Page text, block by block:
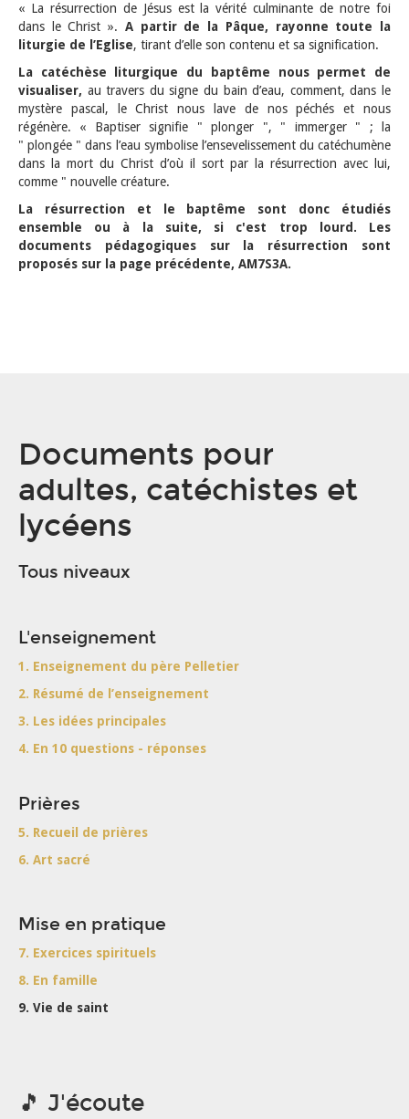
« La résurrection de Jésus est la vérité culminante de notre foi
dans le Christ ». A partir de la Pâque, rayonne toute la
liturgie de l’Eglise, tirant d’elle son contenu et sa signification.
La catéchèse liturgique du baptême nous permet de
visualiser, au travers du signe du bain d’eau, comment, dans le
mystère pascal, le Christ nous lave de nos péchés et nous
régénère. « Baptiser signifie " plonger ", " immerger " ; la
" plongée " dans l’eau symbolise l’ensevelissement du catéchumène
dans la mort du Christ d’où il sort par la résurrection avec lui,
comme " nouvelle créature.
La résurrection et le baptême sont donc étudiés
ensemble ou à la suite, si c'est trop lourd. Les
documents pédagogiques sur la résurrection sont
proposés sur la page précédente, AM7S3A.
Documents pour
adultes, catéchistes et
lycéens
Tous niveaux
L'enseignement
1. Enseignement du père Pelletier
2. Résumé de l’enseignement
3. Les idées principales
4. En 10 questions - réponses
Prières
5. Recueil de prières
6. Art sacré
Mise en pratique
7. Exercices spirituels
8. En famille
9. Vie de saint
🎵 J'écoute